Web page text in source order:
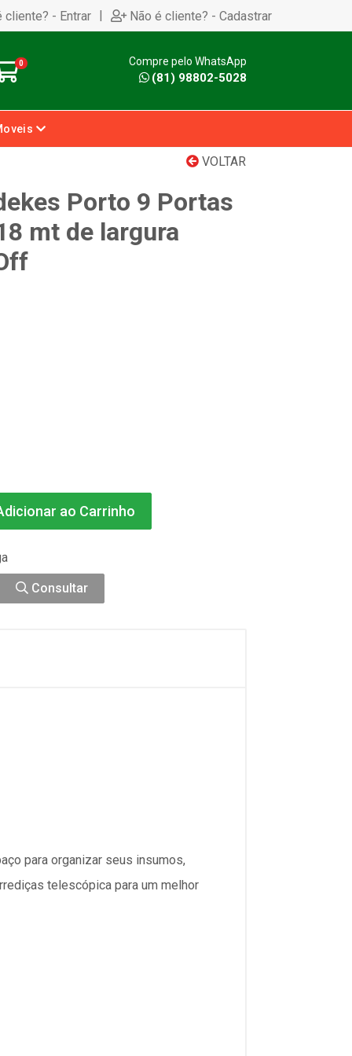
cliente? - Entrar | Não é cliente? - Cadastrar
0 Compre pelo WhatsApp
(81) 98802-5028
VOLTAR
Porto 9 Portas
mt de largura
ao Carrinho
Consultar
para organizar seus insumos,
telescópica para um melhor